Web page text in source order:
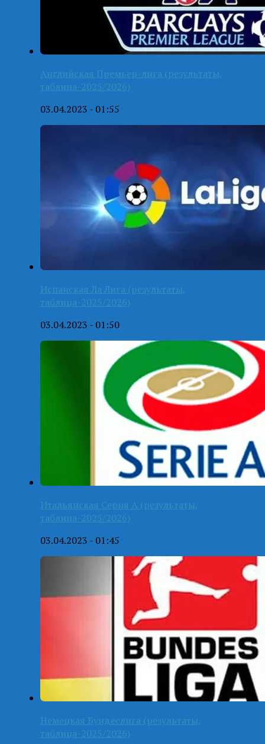
Английская Премьер-лига (результаты,
таблица-2025/2026)
03.04.2023 - 01:55
Испанская Ла Лига (результаты,
таблица-2025/2026)
03.04.2023 - 01:50
Итальянская Серия А (результаты,
таблица-2025/2026)
03.04.2023 - 01:45
Немецкая Бундеслига (результаты,
таблица-2025/2026)